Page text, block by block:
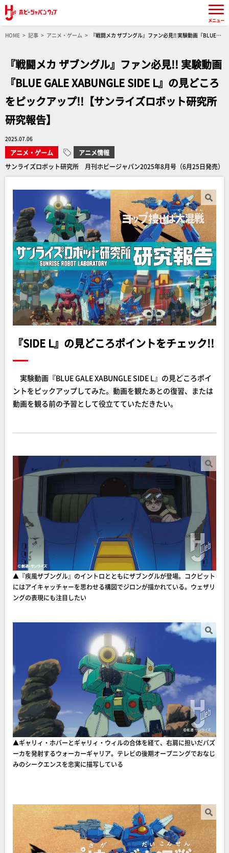
HOME 記事 アニメ・ゲーム
『戦闘メカ ザブングル』ファン必見!! 実験動画『BLUE
『戦闘メカ ザブングル』ファン必見!! 実験動画
『BLUE GALE XABUNGLE SIDE L』の見どころ
をピックアップ!!【サンライズロボット研究所
研究報告】
2025.07.06
アニメ・ゲーム
アニメ情報
サンライズロボット研究所 月刊ホビージャパン2025年8月号（6月25日発売）
『SIDE L』の見どころポイントをチェック!!
実験動画『BLUE GALE XABUNGLE SIDE L』の見どころポイ
ントをピックアップしてみた。動画を観たあとの復習、または
動画を観る前の予習として役立てていただきたい。
▲『疾風ザブングル』のイントロとともにザブングルが登場。コクピット
にはアイキャッチャーを思わせる構図でジロンが描かれている。ウェザリ
ングの表現にも注目したい
▲ギャリィ・ホバーとギャリィ・ウィルの合体を経て、右肩に担いだバズ
ーカを発射するウォーカーギャリア。テレビの後期オープニングでおなじ
みのシークエンスを忠実に描写している
メニュー